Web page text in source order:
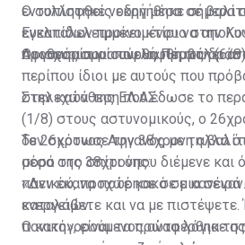
εντοπίστηκε νεκρή μέσα σε
εγκαταλελειμμένο κτίριο στην
Αφγανός που συνελήφθη ως
Ο συλληφθείς οδηγήθηκε σήμερα
Ευελπίδων προκειμένου να
προθεσμία για αύριο, Πέμπτη (6/
Οι ισχυρισμοί που θα προβάλει
περίπου ίδιοι με αυτούς που
στελεχών της ΕΛ.ΑΣ.
Στην κατάθεση που έδωσε το
(1/8) στους αστυνομικούς, ο
δεν σκότωσε την 38χρονη αλλά
μέσα στο σπίτι όπου διέμενε και
πανικού, προχώρησε σε μια
ενεργειών.
Το 26χρονος Αφγανός με τη
σορό της 38χρονης:
«Δεν έκανα ποτέ κακό σε
καταλάβετε και να με
πανικό», είναι τα πρώτα λόγια
Ο κατηγορούμενος αναφέρθηκε